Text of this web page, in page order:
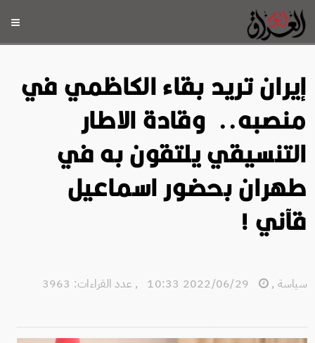
إيران تريد بقاء الكاظمي في
منصبه.. وقادة الاطار
التنسيقي يلتقون به في
طهران بحضور اسماعيل
قآني !
سياسة ,
, عدد القراءات: 3963